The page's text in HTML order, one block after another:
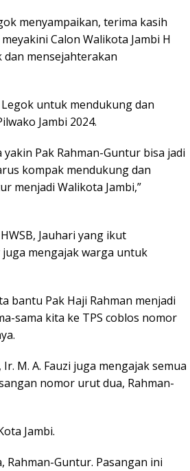
menyampaikan, terima kasih
Calon Walikota Jambi H
dan mensejahterakan
untuk mendukung dan
Jambi 2024.
Pak Rahman-Guntur bisa jadi
kompak mendukung dan
menjadi Walikota Jambi,”
Jauhari yang ikut
mengajak warga untuk
bantu Pak Haji Rahman menjadi
sama kita ke TPS coblos nomor
M. A. Fauzi juga mengajak semua
nomor urut dua, Rahman-
Jambi.
Rahman-Guntur. Pasangan ini